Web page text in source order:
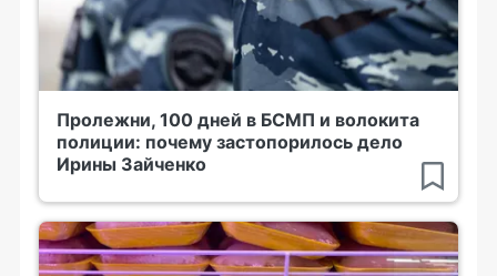
Пролежни, 100 дней в БСМП и волокита
полиции: почему застопорилось дело
Ирины Зайченко